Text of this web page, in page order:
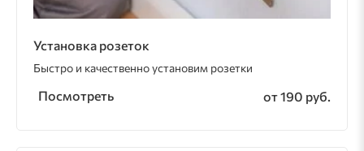
Установка розеток
Быстро и качественно установим розетки
Посмотреть от 190 руб.